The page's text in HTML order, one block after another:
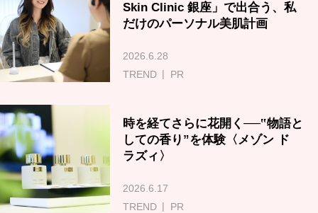
Skin Clinic 銀座」で出合う、私
だけのパーソナル美肌計画
2026.6.28
TREND
PR
時を経てさらに花開く──‟物語と
しての香り”を体験〈メゾン ド
ラズィ〉
2026.6.17
TREND
PR